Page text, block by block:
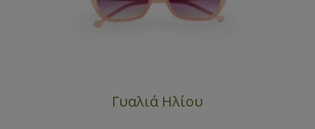
Γυαλιά Ηλίου